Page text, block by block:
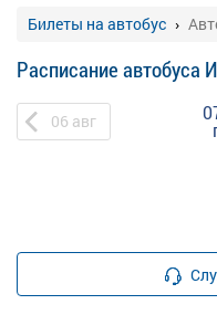
Билеты на автобус
Расписание
06 авг